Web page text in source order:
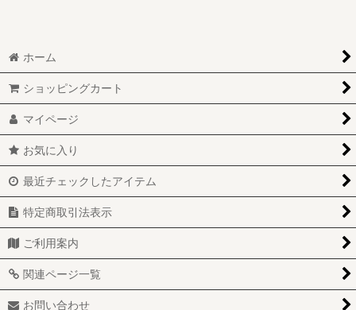
ホーム
ショッピングカート
マイページ
お気に入り
最近チェックしたアイテム
特定商取引法表示
ご利用案内
関連ページ一覧
お問い合わせ